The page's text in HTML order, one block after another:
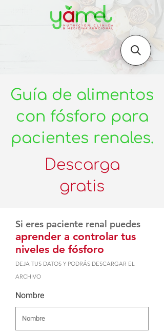
Guía de alimentos
con fósforo para
pacientes renales.
Descarga
gratis
Si eres paciente renal puedes
aprender a controlar tus
niveles de fósforo
DEJA TUS DATOS Y PODRÁS DESCARGAR EL
ARCHIVO
Nombre